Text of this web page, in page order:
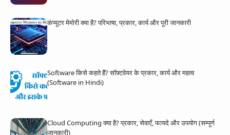
कंप्यूटर मेमोरी क्या है? परिभाषा, प्रकार, कार्य और पूरी जानकारी
Software किसे कहते हैं? सॉफ़्टवेयर के प्रकार, कार्य और महत्व
(Software in Hindi)
Cloud Computing क्या है? प्रकार, सेवाएँ, फायदे और उपयोग (सम्पूर्ण
जानकारी)